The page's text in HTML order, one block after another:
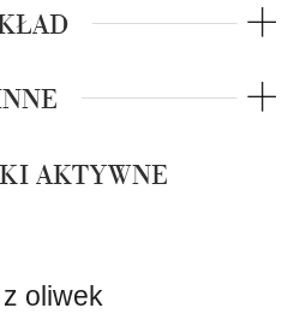
AKTYWNE
oliwek